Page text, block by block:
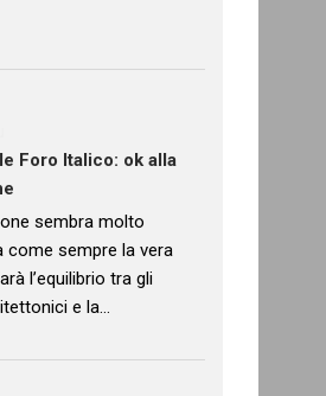
Foro Italico: ok alla
sembra molto
come sempre la vera
l’equilibrio tra gli
e la…